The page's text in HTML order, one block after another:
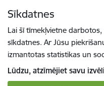
Sīkdatnes
Lai šī tīmekļvietne
sīkdatnes. Ar Jūsu
izmantotas statistikas un
Lūdzu, atzīmējiet savu